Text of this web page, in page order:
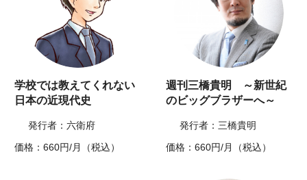
学校では教えてくれない
日本の近現代史
発行者：六衛府
価格：660円/月（税込）
週刊三橋貴明 ～新世紀
のビッグブラザーへ～
発行者：三橋貴明
価格：660円/月（税込）